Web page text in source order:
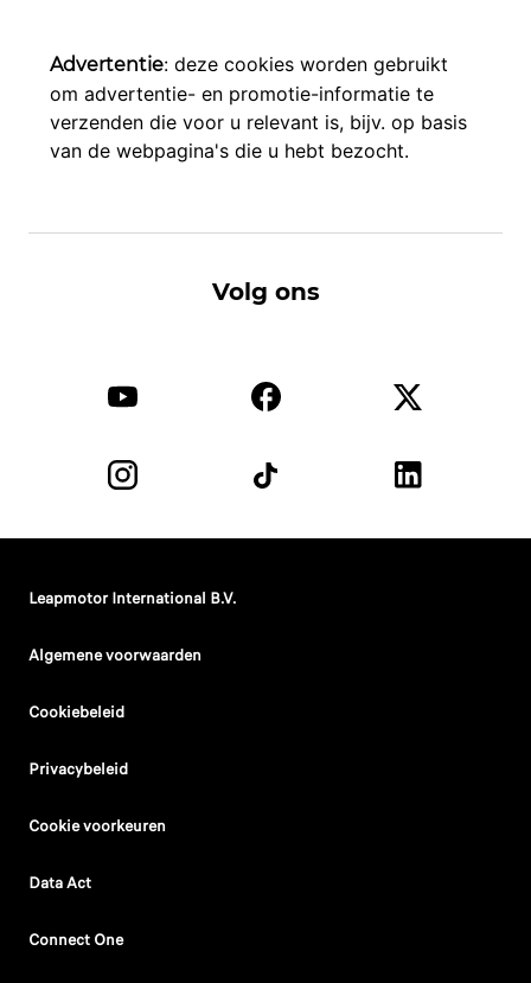
Advertentie: deze cookies worden gebruikt
om advertentie- en promotie-informatie te
verzenden die voor u relevant is, bijv. op basis
van de webpagina's die u hebt bezocht.
Volg ons
Leapmotor International B.V.
Algemene voorwaarden
Cookiebeleid
Privacybeleid
Cookie voorkeuren
Data Act
Connect One